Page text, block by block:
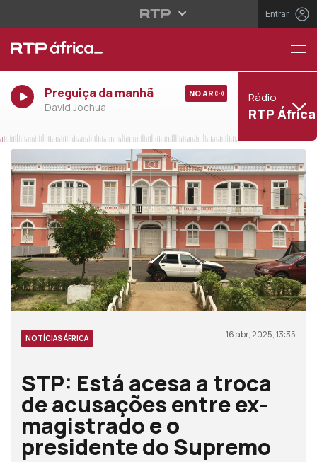
Entrar
Preguiça da manhã
David Jochua
NO AR Rádio
RTP África
NOTÍCIAS ÁFRICA 16 abr, 2025, 13:35
STP: Está acesa a troca
de acusações entre ex-
magistrado e o
presidente do Supremo